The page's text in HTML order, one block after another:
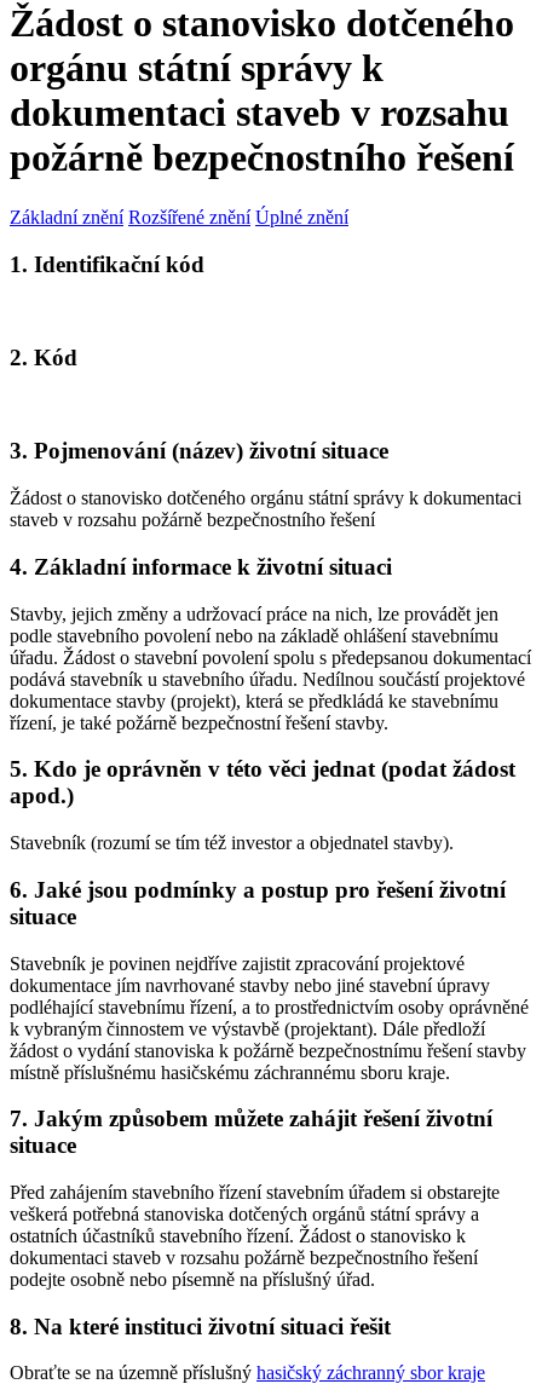
Žádost o stanovisko dotčeného
orgánu státní správy k
dokumentaci staveb v rozsahu
požárně bezpečnostního řešení
Základní znění Rozšířené znění Úplné znění
1. Identifikační kód
2. Kód
3. Pojmenování (název) životní situace
Žádost o stanovisko dotčeného orgánu státní správy k dokumentaci
staveb v rozsahu požárně bezpečnostního řešení
4. Základní informace k životní situaci
Stavby, jejich změny a udržovací práce na nich, lze provádět jen
podle stavebního povolení nebo na základě ohlášení stavebnímu
úřadu. Žádost o stavební povolení spolu s předepsanou dokumentací
podává stavebník u stavebního úřadu. Nedílnou součástí projektové
dokumentace stavby (projekt), která se předkládá ke stavebnímu
řízení, je také požárně bezpečnostní řešení stavby.
5. Kdo je oprávněn v této věci jednat (podat žádost
apod.)
Stavebník (rozumí se tím též investor a objednatel stavby).
6. Jaké jsou podmínky a postup pro řešení životní
situace
Stavebník je povinen nejdříve zajistit zpracování projektové
dokumentace jím navrhované stavby nebo jiné stavební úpravy
podléhající stavebnímu řízení, a to prostřednictvím osoby oprávněné
k vybraným činnostem ve výstavbě (projektant). Dále předloží
žádost o vydání stanoviska k požárně bezpečnostnímu řešení stavby
místně příslušnému hasičskému záchrannému sboru kraje.
7. Jakým způsobem můžete zahájit řešení životní
situace
Před zahájením stavebního řízení stavebním úřadem si obstarejte
veškerá potřebná stanoviska dotčených orgánů státní správy a
ostatních účastníků stavebního řízení. Žádost o stanovisko k
dokumentaci staveb v rozsahu požárně bezpečnostního řešení
podejte osobně nebo písemně na příslušný úřad.
8. Na které instituci životní situaci řešit
Obraťte se na územně příslušný hasičský záchranný sbor kraje